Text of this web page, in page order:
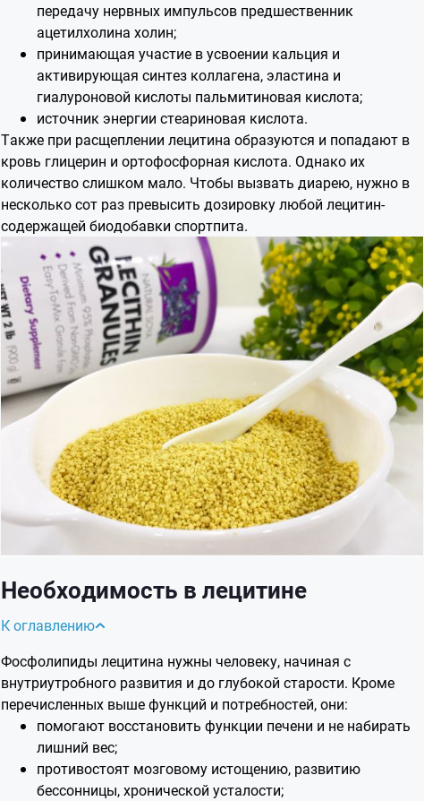
передачу нервных импульсов предшественник
ацетилхолина холин;
принимающая участие в усвоении кальция и
активирующая синтез коллагена, эластина и
гиалуроновой кислоты пальмитиновая кислота;
источник энергии стеариновая кислота.
Также при расщеплении лецитина образуются и попадают в
кровь глицерин и ортофосфорная кислота. Однако их
количество слишком мало. Чтобы вызвать диарею, нужно в
несколько сот раз превысить дозировку любой лецитин-
содержащей биодобавки спортпита.
Необходимость в лецитине
К оглавлению
Фосфолипиды лецитина нужны человеку, начиная с
внутриутробного развития и до глубокой старости. Кроме
перечисленных выше функций и потребностей, они:
помогают восстановить функции печени и не набирать
лишний вес;
противостоят мозговому истощению, развитию
бессонницы, хронической усталости;